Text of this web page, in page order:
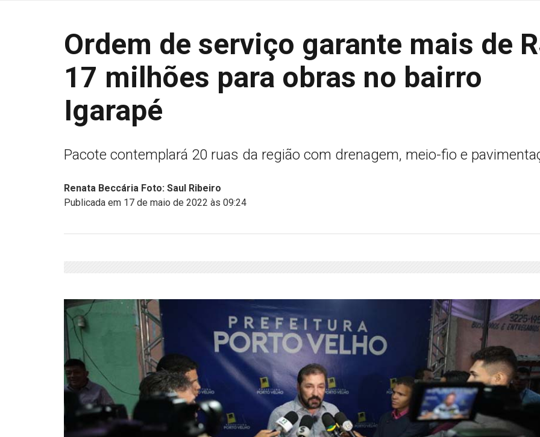
Ordem de serviço garante mais de
17 milhões para obras no bairro
Igarapé
Pacote contemplará 20 ruas da região com drenagem, meio-fio e
Renata Beccária Foto: Saul Ribeiro
Publicada em 17 de maio de 2022 às 09:24